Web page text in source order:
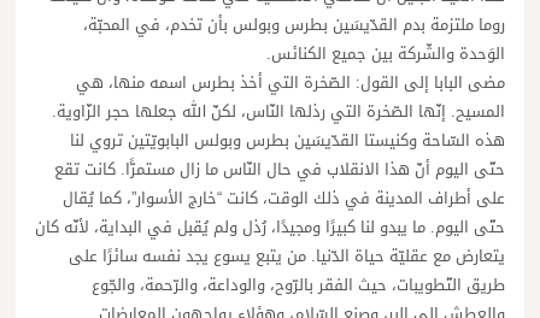
روما ملتزمة بدم القدّيسَين بطرس وبولس بأن تخدم، في المحبّة،
الوَحدة والشّركة بين جميع الكنائس.
مضى البابا إلى القول: الصّخرة التي أخذ بطرس اسمه منها، هي
المسيح. إنّها الصّخرة التي رذلها النّاس، لكنّ الله جعلها حجر الزّاوية.
هذه السّاحة وكنيستا القدّيسَين بطرس وبولس البابويّتين تروي لنا
حتّى اليوم أنّ هذا الانقلاب في حال النّاس ما زال مستمرًّا. كانت تقع
على أطراف المدينة في ذلك الوقت، كانت “خارج الأسوار”، كما يُقال
حتّى اليوم. ما يبدو لنا كبيرًا ومجيدًا، رُذل ولم يُقبل في البداية، لأنّه كان
يتعارض مع عقليّة حياة الدّنيا. من يتبع يسوع يجد نفسه سائرًا على
طريق التّطويبات، حيث الفقر بالرّوح، والوداعة، والرّحمة، والجّوع